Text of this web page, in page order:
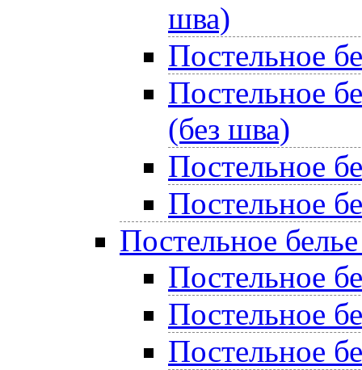
шва)
Постельное
Постельное
(без шва)
Постельное
Постельное
Постельное
Постельное
Постельное
Постельное